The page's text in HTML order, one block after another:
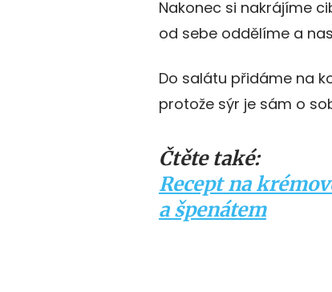
Nakonec si nakrájíme
od sebe oddělíme a
Do salátu přidáme na
protože sýr je sám o
Čtěte také:
Recept na
a špenátem